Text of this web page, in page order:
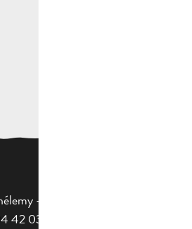
- 13400 AUBAGNE
42 03 49 98